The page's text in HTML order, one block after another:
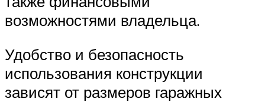
возможностями владельца.
Удобство и безопасность
использования конструкции
зависят от размеров гаражных